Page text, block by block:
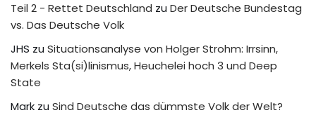
Teil 2 - Rettet Deutschland zu Der Deutsche Bundestag
vs. Das Deutsche Volk
JHS zu Situationsanalyse von Holger Strohm: Irrsinn,
Merkels Sta(si)linismus, Heuchelei hoch 3 und Deep
State
Mark zu Sind Deutsche das dümmste Volk der Welt?